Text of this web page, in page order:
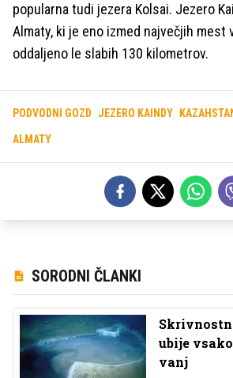
popularna tudi jezera Kolsai. Jezero
Almaty, ki je eno izmed največjih mest
oddaljeno le slabih 130 kilometrov.
PODVODNI GOZD JEZERO KAINDY
ALMATY
SORODNI ČLANKI
ubije
vanj